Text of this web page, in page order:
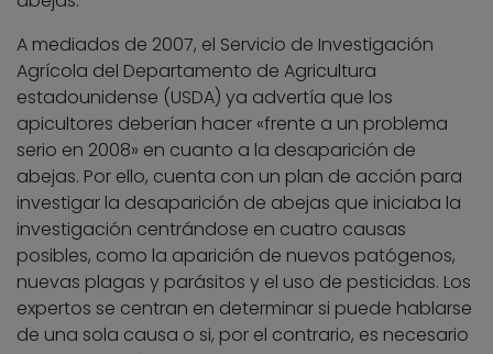
A mediados de 2007, el Servicio de Investigación
Agrícola del Departamento de Agricultura
estadounidense (USDA) ya advertía que los
apicultores deberían hacer «frente a un problema
serio en 2008» en cuanto a la desaparición de
abejas. Por ello, cuenta con un plan de acción para
investigar la desaparición de abejas que iniciaba la
investigación centrándose en cuatro causas
posibles, como la aparición de nuevos patógenos,
nuevas plagas y parásitos y el uso de pesticidas. Los
expertos se centran en determinar si puede hablarse
de una sola causa o si, por el contrario, es necesario